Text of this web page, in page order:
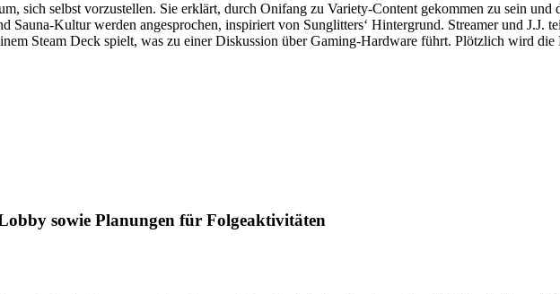
sich selbst vorzustellen. Sie erklärt, durch Onifang zu Variety-Content gekommen zu sein
Kultur werden angesprochen, inspiriert von Sunglitters‘ Hintergrund. Streamer und J.J.
Steam Deck spielt, was zu einer Diskussion über Gaming-Hardware führt. Plötzlich wird
sowie Planungen für Folgeaktivitäten